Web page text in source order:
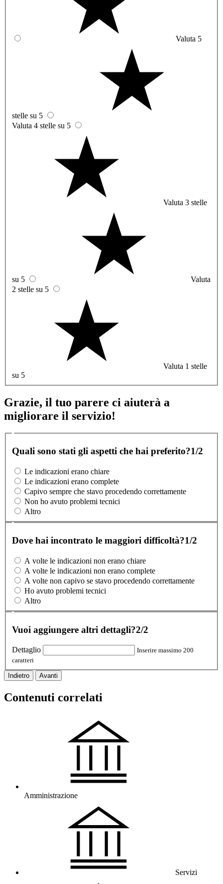
Valuta 5
stelle su 5
Valuta 4 stelle su 5
Valuta 3 stelle
su 5
Valuta
2 stelle su 5
Valuta 1 stelle
su 5
Grazie, il tuo parere ci aiuterà a
migliorare il servizio!
Quali sono stati gli aspetti che hai preferito?1/2
Le indicazioni erano chiare
Le indicazioni erano complete
Capivo sempre che stavo procedendo correttamente
Non ho avuto problemi tecnici
Altro
Dove hai incontrato le maggiori difficoltà?1/2
A volte le indicazioni non erano chiare
A volte le indicazioni non erano complete
A volte non capivo se stavo procedendo correttamente
Ho avuto problemi tecnici
Altro
Vuoi aggiungere altri dettagli?2/2
Dettaglio
Inserire massimo 200
caratteri
Indietro Avanti
Contenuti correlati
Amministrazione
Servizi